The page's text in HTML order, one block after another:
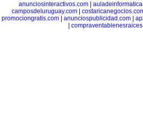
anunciosinteractivos.com|
camposdeluruguay.com|
promociongratis.com
anunciospublicidad.com